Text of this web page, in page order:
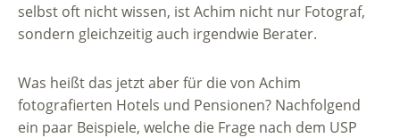
selbst oft nicht wissen, ist Achim nicht nur Fotograf,
sondern gleichzeitig auch irgendwie Berater.
Was heißt das jetzt aber für die von Achim
fotografierten Hotels und Pensionen? Nachfolgend
ein paar Beispiele, welche die Frage nach dem USP